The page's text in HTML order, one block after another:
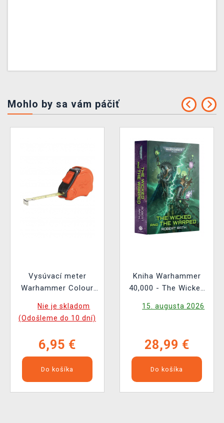
Mohlo by sa vám páčiť
Vysúvací meter
Warhammer Colour
Nie je skladom
(Odošleme do 10 dní)
6,95 €
Do košíka
Kniha Warhammer
40,000 - The Wicked
15. augusta 2026
28,99 €
Do košíka